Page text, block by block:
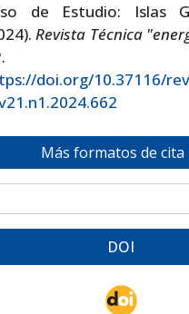
de Estudio: Islas
Revista Técnica
94-
doi.org/10.37116/
Más formatos de cita
DOI